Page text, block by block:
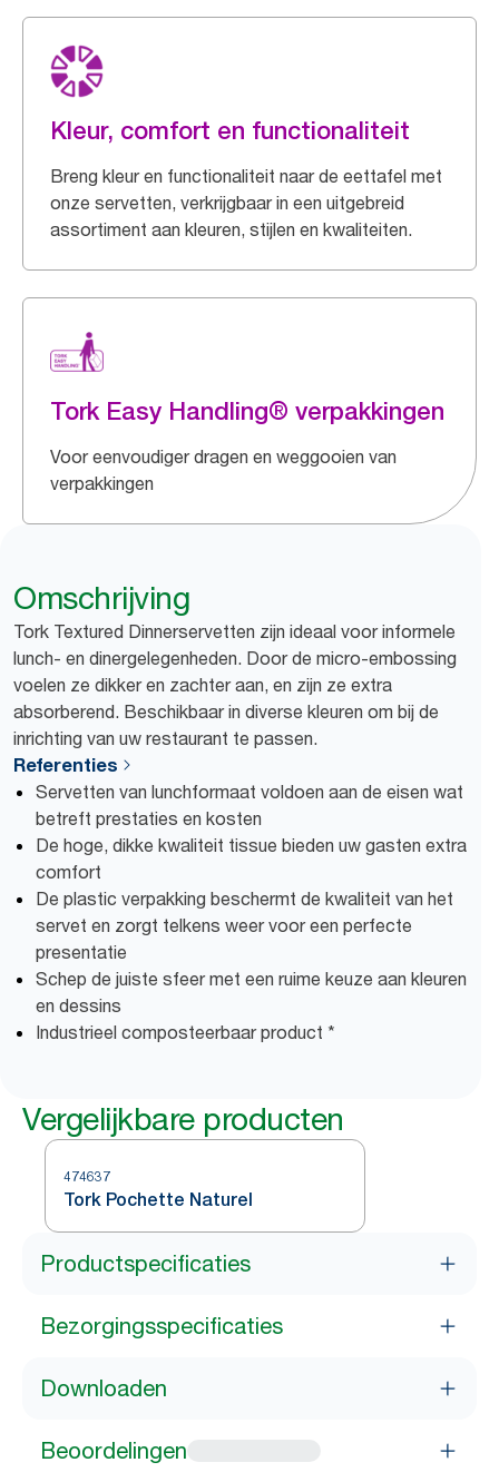
Kleur, comfort en functionaliteit
Breng kleur en functionaliteit naar de eettafel met
onze servetten, verkrijgbaar in een uitgebreid
assortiment aan kleuren, stijlen en kwaliteiten.
Tork Easy Handling® verpakkingen
Voor eenvoudiger dragen en weggooien van
verpakkingen
Omschrijving
Tork Textured Dinnerservetten zijn ideaal voor informele
lunch- en dinergelegenheden. Door de micro-embossing
voelen ze dikker en zachter aan, en zijn ze extra
absorberend. Beschikbaar in diverse kleuren om bij de
inrichting van uw restaurant te passen.
Referenties
Servetten van lunchformaat voldoen aan de eisen wat
betreft prestaties en kosten
De hoge, dikke kwaliteit tissue bieden uw gasten extra
comfort
De plastic verpakking beschermt de kwaliteit van het
servet en zorgt telkens weer voor een perfecte
presentatie
Schep de juiste sfeer met een ruime keuze aan kleuren
en dessins
Industrieel composteerbaar product *
Vergelijkbare producten
474637
Tork Pochette Naturel
Productspecificaties
Bezorgingsspecificaties
Downloaden
Beoordelingen